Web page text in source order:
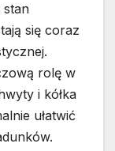
stan
się coraz
rolę w
i kółka
ułatwić